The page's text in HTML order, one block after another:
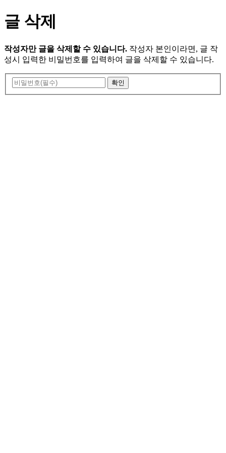
글 삭제
작성자만 글을 삭제할 수 있습니다. 작성자 본인이라면, 글 작
성시 입력한 비밀번호를 입력하여 글을 삭제할 수 있습니다.